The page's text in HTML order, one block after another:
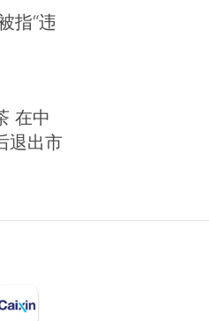
指“违
在中
退出市